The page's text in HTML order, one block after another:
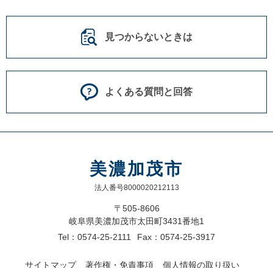
見つからないときは
よくある質問と回答
美濃加茂市
法人番号8000020212113
〒505-8606
岐阜県美濃加茂市太田町3431番地1
Tel：0574-25-2111
Fax：0574-25-3917
サイトマップ 著作権・免責事項 個人情報の取り扱い